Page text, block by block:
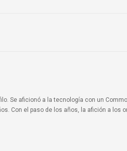
Se aficionó a la tecnología con un
Con el paso de los años, la afición a los